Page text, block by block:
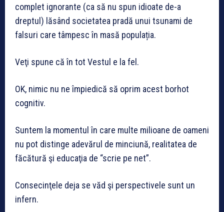
complet ignorante (ca să nu spun idioate de-a
dreptul) lăsând societatea pradă unui tsunami de
falsuri care tâmpesc în masă populația.
Veţi spune că în tot Vestul e la fel.
OK, nimic nu ne împiedică să oprim acest borhot
cognitiv.
Suntem la momentul în care multe milioane de oameni
nu pot distinge adevărul de minciună, realitatea de
făcătură şi educaţia de “scrie pe net”.
Consecinţele deja se văd şi perspectivele sunt un
infern.